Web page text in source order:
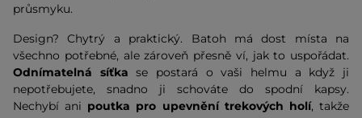
průsmyku.
Design? Chytrý a praktický. Batoh má dost místa na
všechno potřebné, ale zároveň přesně ví, jak to uspořádat.
Odnímatelná síťka se postará o vaši helmu a když ji
nepotřebujete, snadno ji schováte do spodní kapsy.
Nechybí ani poutka pro upevnění trekových holí, takže